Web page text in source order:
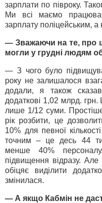
зарплати по півроку.
Ми всі маємо
зарплату поліцейським, а
— Зважаючи на те, про
могли у грудні людям
— З чого було
року не залишалося
додали, я також
додаткові 1,02 млрд.
лише 1/12 суми.
рік розбити, це
10% для певної
точним – це десь 44
менше 40%
підвищення відразу. Але
обіцяє виділити
змінилася.
— А якщо Кабмін не